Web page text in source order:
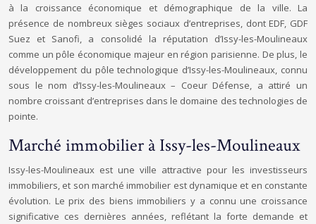
à la croissance économique et démographique de la ville. La
présence de nombreux sièges sociaux d’entreprises, dont EDF, GDF
Suez et Sanofi, a consolidé la réputation d’Issy-les-Moulineaux
comme un pôle économique majeur en région parisienne. De plus, le
développement du pôle technologique d’Issy-les-Moulineaux, connu
sous le nom d’Issy-les-Moulineaux – Coeur Défense, a attiré un
nombre croissant d’entreprises dans le domaine des technologies de
pointe.
Marché immobilier à Issy-les-Moulineaux
Issy-les-Moulineaux est une ville attractive pour les investisseurs
immobiliers, et son marché immobilier est dynamique et en constante
évolution. Le prix des biens immobiliers y a connu une croissance
significative ces dernières années, reflétant la forte demande et